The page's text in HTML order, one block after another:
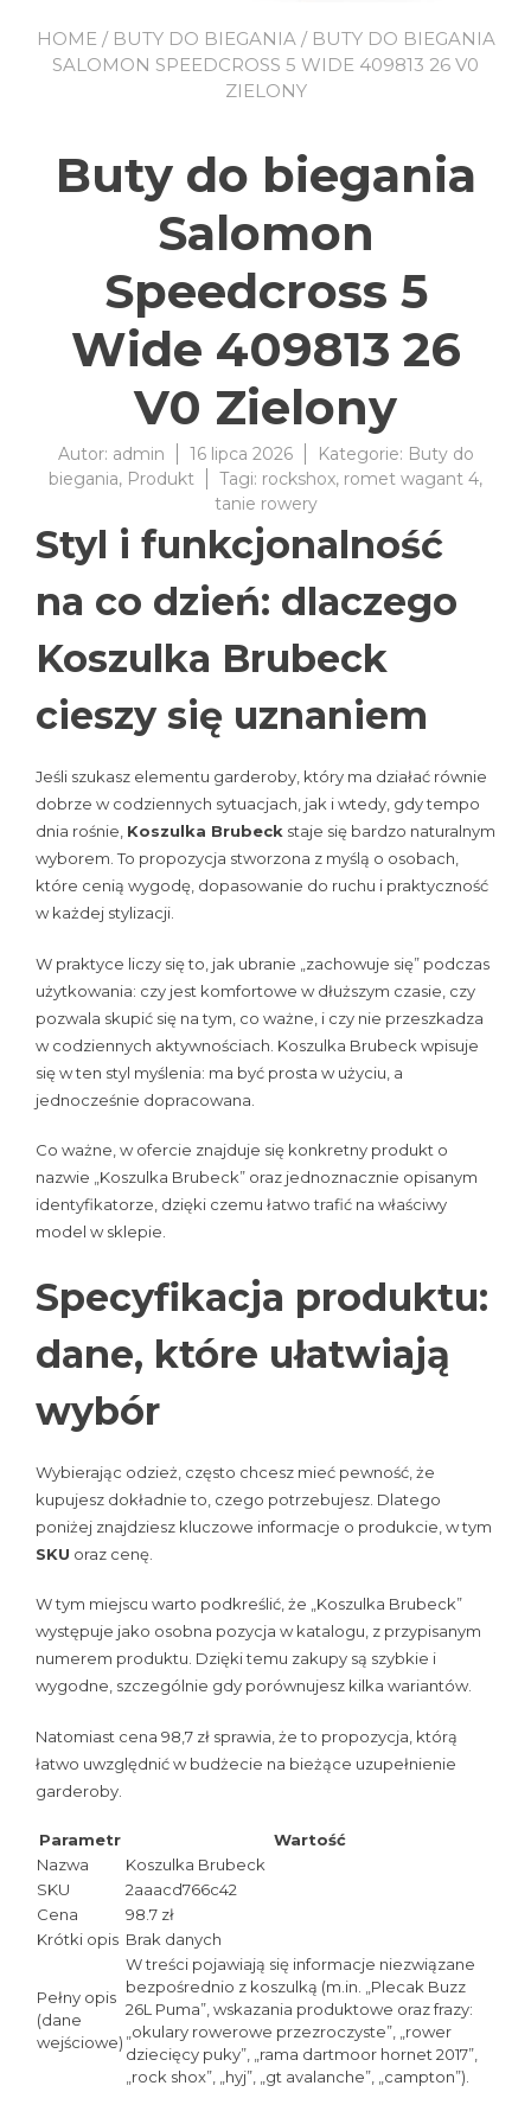
HOME/ BUTY DO BIEGANIA/ BUTY DO BIEGANIA
SALOMON SPEEDCROSS 5 WIDE 409813 26 V0
ZIELONY
Buty do biegania
Salomon
Speedcross 5
Wide 409813 26
V0 Zielony
Autor: admin 16 lipca 2026 Kategorie: Buty do
biegania, Produkt Tagi: rockshox, romet wagant 4,
tanie rowery
Styl i funkcjonalność
na co dzień: dlaczego
Koszulka Brubeck
cieszy się uznaniem
Jeśli szukasz elementu garderoby, który ma działać równie
dobrze w codziennych sytuacjach, jak i wtedy, gdy tempo
dnia rośnie, Koszulka Brubeck staje się bardzo naturalnym
wyborem. To propozycja stworzona z myślą o osobach,
które cenią wygodę, dopasowanie do ruchu i praktyczność
w każdej stylizacji.
W praktyce liczy się to, jak ubranie „zachowuje się” podczas
użytkowania: czy jest komfortowe w dłuższym czasie, czy
pozwala skupić się na tym, co ważne, i czy nie przeszkadza
w codziennych aktywnościach. Koszulka Brubeck wpisuje
się w ten styl myślenia: ma być prosta w użyciu, a
jednocześnie dopracowana.
Co ważne, w ofercie znajduje się konkretny produkt o
nazwie „Koszulka Brubeck” oraz jednoznacznie opisanym
identyfikatorze, dzięki czemu łatwo trafić na właściwy
model w sklepie.
Specyfikacja produktu:
dane, które ułatwiają
wybór
Wybierając odzież, często chcesz mieć pewność, że
kupujesz dokładnie to, czego potrzebujesz. Dlatego
poniżej znajdziesz kluczowe informacje o produkcie, w tym
SKU oraz cenę.
W tym miejscu warto podkreślić, że „Koszulka Brubeck”
występuje jako osobna pozycja w katalogu, z przypisanym
numerem produktu. Dzięki temu zakupy są szybkie i
wygodne, szczególnie gdy porównujesz kilka wariantów.
Natomiast cena 98,7 zł sprawia, że to propozycja, którą
łatwo uwzględnić w budżecie na bieżące uzupełnienie
garderoby.
Parametr
Wartość
Nazwa
Koszulka Brubeck
SKU
2aaacd766c42
Cena
98.7 zł
Krótki opis Brak danych
Pełny opis
(dane
wejściowe)
W treści pojawiają się informacje niezwiązane
bezpośrednio z koszulką (m.in. „Plecak Buzz
26L Puma”, wskazania produktowe oraz frazy:
„okulary rowerowe przezroczyste”, „rower
dziecięcy puky”, „rama dartmoor hornet 2017”,
„rock shox”, „hyj”, „gt avalanche”, „campton”).